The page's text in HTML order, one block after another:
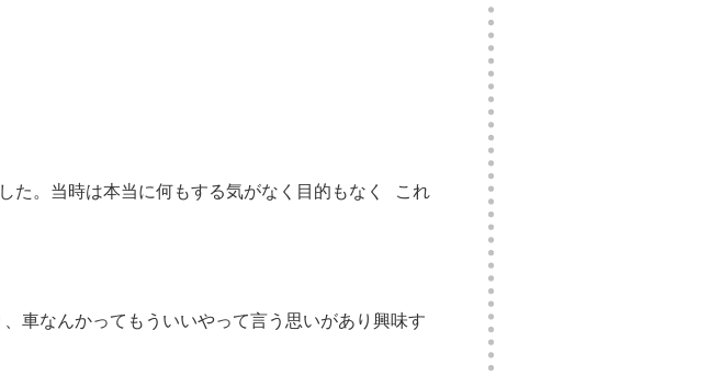
た。当時は本当に何もする気がなく目的もなく これ
車なんかってもういいやって言う思いがあり興味す